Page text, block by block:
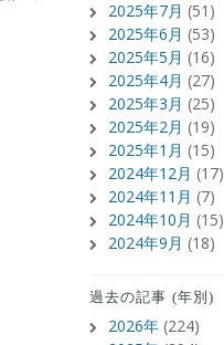
2025年7月 (51)
2025年6月 (53)
2025年5月 (16)
2025年4月 (27)
2025年3月 (25)
2025年2月 (19)
2025年1月 (15)
2024年12月 (17)
2024年11月 (7)
2024年10月 (15)
2024年9月 (18)
過去の記事 (年別)
2026年 (224)